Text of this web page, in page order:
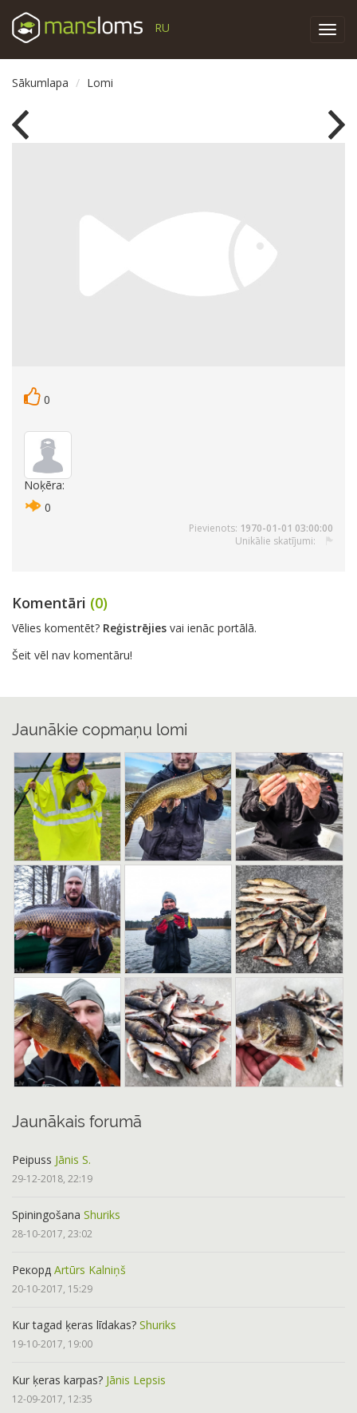
RU
Sākumlapa Lomi
0
Noķēra:
0
Pievienots: 1970-01-01 03:00:00
Unikālie skatījumi:
Komentāri (0)
Vēlies komentēt? Reģistrējies vai ienāc portālā.
Šeit vēl nav komentāru!
Jaunākie copmaņu lomi
Jaunākais forumā
Peipuss Jānis S.
29-12-2018, 22:19
Spiningošana Shuriks
28-10-2017, 23:02
Рекорд Artūrs Kalniņš
20-10-2017, 15:29
Kur tagad ķeras līdakas? Shuriks
19-10-2017, 19:00
Kur ķeras karpas? Jānis Lepsis
12-09-2017, 12:35